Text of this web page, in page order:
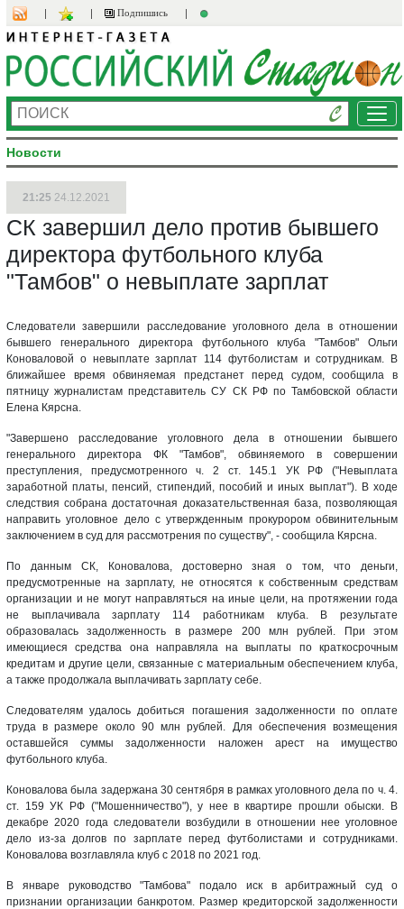
Подпишись
Новости
21:25 24.12.2021
СК завершил дело против бывшего
директора футбольного клуба
"Тамбов" о невыплате зарплат
Следователи завершили расследование уголовного дела в отношении
бывшего генерального директора футбольного клуба "Тамбов" Ольги
Коноваловой о невыплате зарплат 114 футболистам и сотрудникам. В
ближайшее время обвиняемая предстанет перед судом, сообщила в
пятницу журналистам представитель СУ СК РФ по Тамбовской области
Елена Кярсна.
"Завершено расследование уголовного дела в отношении бывшего
генерального директора ФК "Тамбов", обвиняемого в совершении
преступления, предусмотренного ч. 2 ст. 145.1 УК РФ ("Невыплата
заработной платы, пенсий, стипендий, пособий и иных выплат"). В ходе
следствия собрана достаточная доказательственная база, позволяющая
направить уголовное дело с утвержденным прокурором обвинительным
заключением в суд для рассмотрения по существу", - сообщила Кярсна.
По данным СК, Коновалова, достоверно зная о том, что деньги,
предусмотренные на зарплату, не относятся к собственным средствам
организации и не могут направляться на иные цели, на протяжении года
не выплачивала зарплату 114 работникам клуба. В результате
образовалась задолженность в размере 200 млн рублей. При этом
имеющиеся средства она направляла на выплаты по краткосрочным
кредитам и другие цели, связанные с материальным обеспечением клуба,
а также продолжала выплачивать зарплату себе.
Следователям удалось добиться погашения задолженности по оплате
труда в размере около 90 млн рублей. Для обеспечения возмещения
оставшейся суммы задолженности наложен арест на имущество
футбольного клуба.
Коновалова была задержана 30 сентября в рамках уголовного дела по ч. 4.
ст. 159 УК РФ ("Мошенничество"), у нее в квартире прошли обыски. В
декабре 2020 года следователи возбудили в отношении нее уголовное
дело из-за долгов по зарплате перед футболистами и сотрудниками.
Коновалова возглавляла клуб с 2018 по 2021 год.
В январе руководство "Тамбова" подало иск в арбитражный суд о
признании организации банкротом. Размер кредиторской задолженности